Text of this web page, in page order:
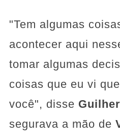
"Tem algumas
acontecer aqui
tomar algumas
coisas que eu vi
você", disse
segurava a mão de